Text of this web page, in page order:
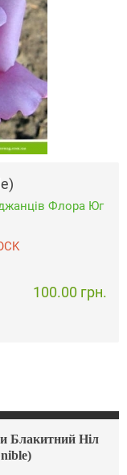
Флора Юг
100.00 грн.
Блакитний Ніл